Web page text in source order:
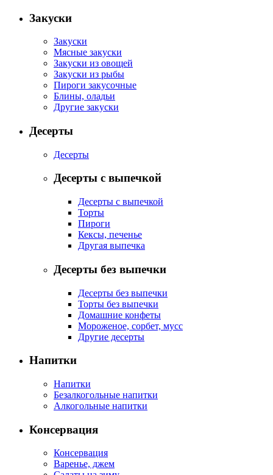
Закуски
Закуски
Мясные закуски
Закуски из овощей
Закуски из рыбы
Пироги закусочные
Блины, оладьи
Другие закуски
Десерты
Десерты
Десерты с выпечкой
Десерты с выпечкой
Торты
Пироги
Кексы, печенье
Другая выпечка
Десерты без выпечки
Десерты без выпечки
Торты без выпечки
Домашние конфеты
Мороженое, сорбет, мусс
Другие десерты
Напитки
Напитки
Безалкогольные напитки
Алкогольные напитки
Консервация
Консервация
Варенье, джем